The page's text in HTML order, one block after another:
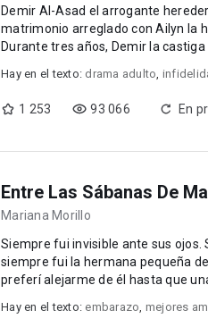
Demir Al-Asad el arrogante
matrimonio arreglado con Ailyn la
Durante tres años, Demir la castiga con su
Hay en el texto: drama adulto,
1 253 93 066 En
Entre Las Sábanas De
Mariana Morillo
Siempre fui invisible ante sus ojos. Siempre estuve enamorada de Maximilian Bakker, para él
siempre fui la hermana pequeña
preferí alejarme de él hasta que
Hay en el texto: embarazo, mejores